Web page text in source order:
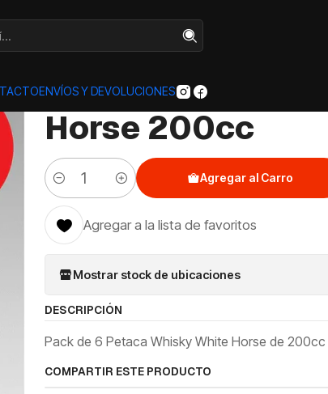
ENVÍOS Y DEVOLUCIONES
Pack x6 Petaca
Horse 200cc
Cantidad
Agregar al Carro
Agregar a la lista de favoritos
Mostrar stock de ubicaciones
DESCRIPCIÓN
Pack de 6 Petaca Whisky White Horse de 200cc
COMPARTIR ESTE PRODUCTO